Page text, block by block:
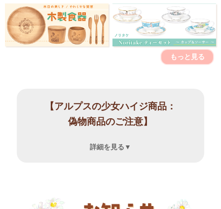
もっと見る
【アルプスの少女ハイジ商品：
偽物商品のご注意】
詳細を見る ▼